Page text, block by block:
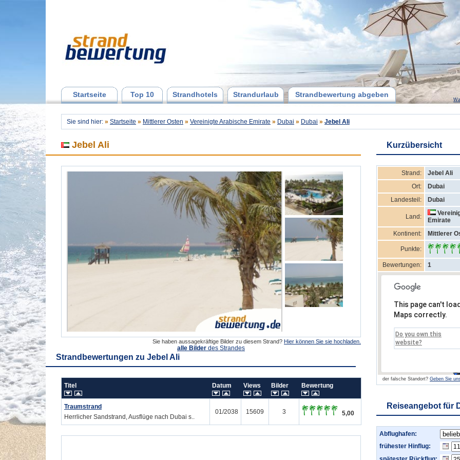
Startseite Top 10 Strandhotels Strandurlaub Strandbewertung abgeben
Sie sind hier: » Startseite » Mittlerer Osten » Vereinigte Arabische Emirate » Dubai » Dubai » Jebel Ali
Jebel Ali
Sie haben aussagekräftige Bilder zu diesem Strand? Hier können Sie sie hochladen.
alle Bilder des Strandes
Strandbewertungen zu Jebel Ali
Titel Datum Views Bilder Bewertung
Traumstrand
Herrlicher Sandstrand, Ausflüge nach Dubai s..
01/2038 15609 3 5,00
Kurzübersicht
Strand:
Jebel Ali
Ort:
Dubai
Landesteil:
Dubai
Land:
Emirate
Kontinent:
Mittlerer
Punkte:
Bewertungen: 1
This page can't
Maps correctly.
Do you own this
website?
der falsche Standort? Geben Sie
Reiseangebot für
Abflughafen:
frühester Hinflug: